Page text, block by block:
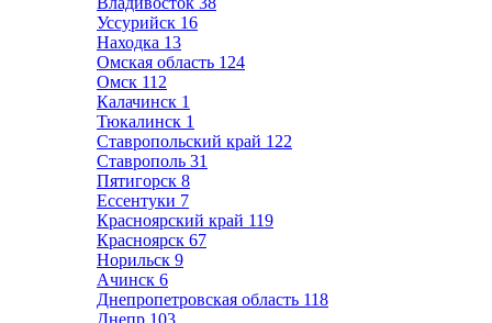
Уссурийск 16
Находка 13
Омская область 124
Омск 112
Калачинск 1
Тюкалинск 1
Ставропольский край 122
Ставрополь 31
Пятигорск 8
Ессентуки 7
Красноярский край 119
Красноярск 67
Норильск 9
Ачинск 6
Днепропетровская область 118
Днепр 103